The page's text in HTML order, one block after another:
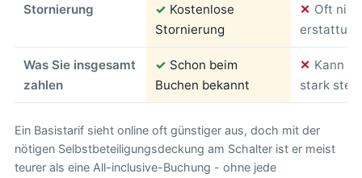
Stornierung ✓ Kostenlose
Stornierung
✕ Oft
Was Sie insgesamt
zahlen
✓ Schon beim
Buchen bekannt
✕ Kann
stark
Ein Basistarif sieht online oft günstiger aus, doch mit der
nötigen Selbstbeteiligungsdeckung am Schalter ist er meist
teurer als eine All-inclusive-Buchung - ohne jede